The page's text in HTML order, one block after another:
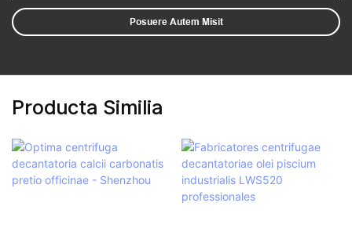
Posuere Autem Misit
Producta Similia